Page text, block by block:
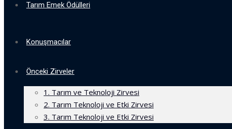
Tarım Emek Ödülleri
Konuşmacılar
Önceki Zirveler
1. Tarım ve Teknoloji Zirvesi
2. Tarım Teknoloji ve Etki Zirvesi
3. Tarım Teknoloji ve Etki Zirvesi